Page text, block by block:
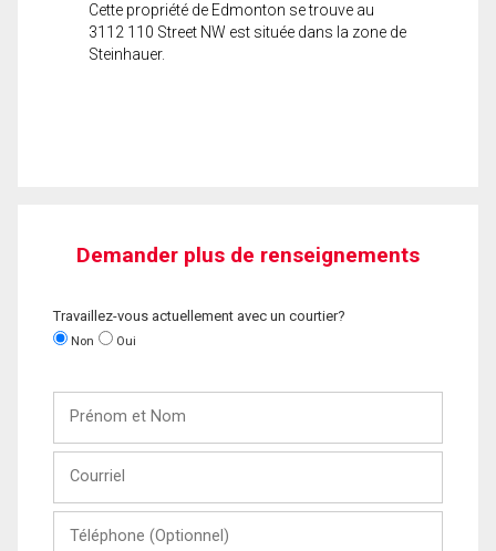
Cette propriété de Edmonton se trouve au
3112 110 Street NW est située dans la zone de
Steinhauer.
Demander plus de renseignements
Travaillez-vous actuellement avec un courtier?
Non Oui
Nom
(Optionnel)